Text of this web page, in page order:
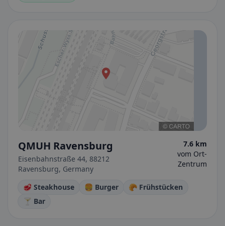
QMUH Ravensburg
Eisenbahnstraße 44, 88212
Ravensburg, Germany
7.6 km
vom Ort-
Zentrum
🥩 Steakhouse 🍔 Burger
🥐 Frühstücken
🍸 Bar